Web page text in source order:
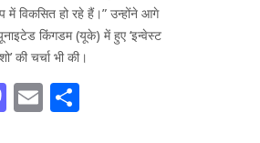
में विकसित हो रहे हैं।” उन्होंने आगे
किंगडम (यूके) में हुए ‘इन्वेस्ट
की चर्चा भी की।
Mastodon
Email